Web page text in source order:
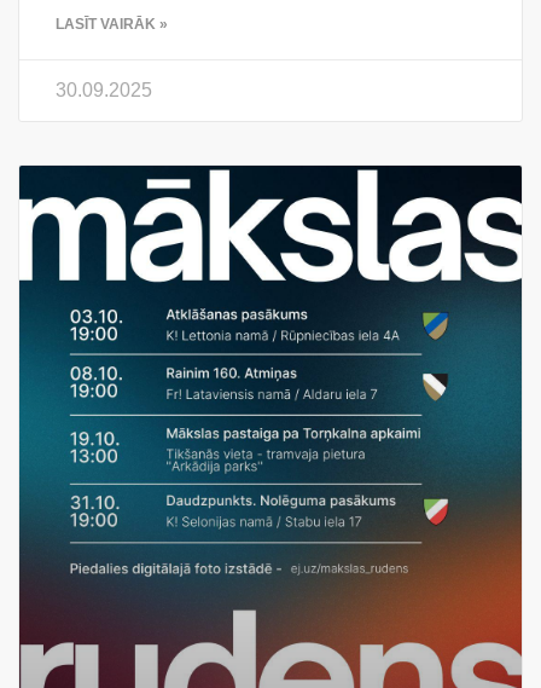
LASĪT VAIRĀK »
30.09.2025